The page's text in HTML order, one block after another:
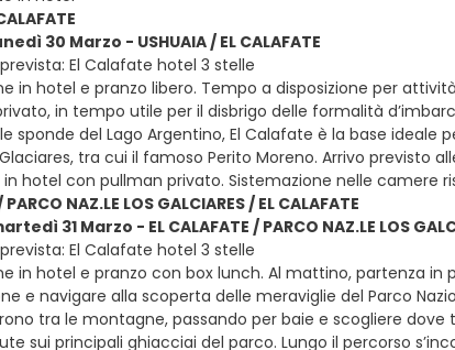
30 Marzo - USHUAIA / EL CALAFATE
El Calafate hotel 3 stelle
in hotel e pranzo libero. Tempo a disposizione per
in tempo utile per il disbrigo delle formalità
sponde del Lago Argentino, El Calafate è la base ideale
tra cui il famoso Perito Moreno. Arrivo previsto
hotel con pullman privato. Sistemazione nelle camere
PARCO NAZ.LE LOS GALCIARES / EL CALAFATE
31 Marzo - EL CALAFATE / PARCO NAZ.LE LOS
El Calafate hotel 3 stelle
in hotel e pranzo con box lunch. Al mattino, partenza in
e navigare alla scoperta delle meraviglie del Parco
tra le montagne, passando per baie e scogliere
sui principali ghiacciai del parco. Lungo il percorso